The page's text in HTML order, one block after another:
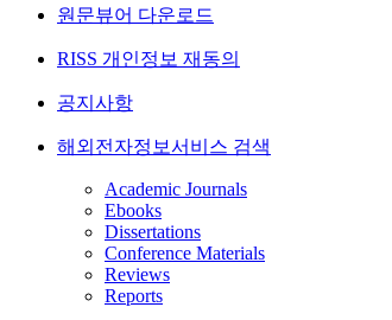
원문뷰어 다운로드
RISS 개인정보 재동의
공지사항
해외전자정보서비스 검색
Academic Journals
Ebooks
Dissertations
Conference Materials
Reviews
Reports